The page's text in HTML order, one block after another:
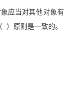
应当对其他对象有
）原则是一致的。